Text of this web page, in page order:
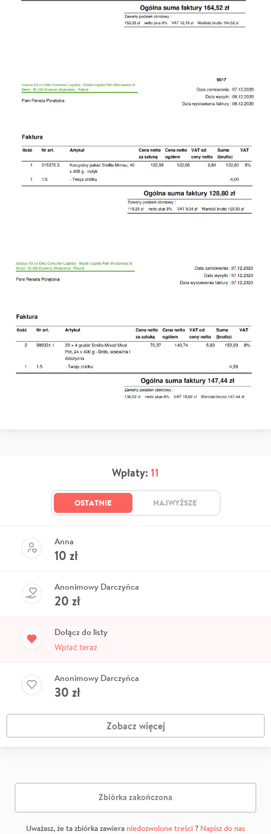
Wpłaty: 11
OSTATNIE NAJWYŻSZE
Anna
10 zł
Anonimowy Darczyńca
20 zł
Dołącz do listy
Wpłać teraz
Anonimowy Darczyńca
30 zł
Zobacz więcej
Zbiórka zakończona
Uważasz, że ta zbiórka zawiera niedozwolone treści? Napisz do nas